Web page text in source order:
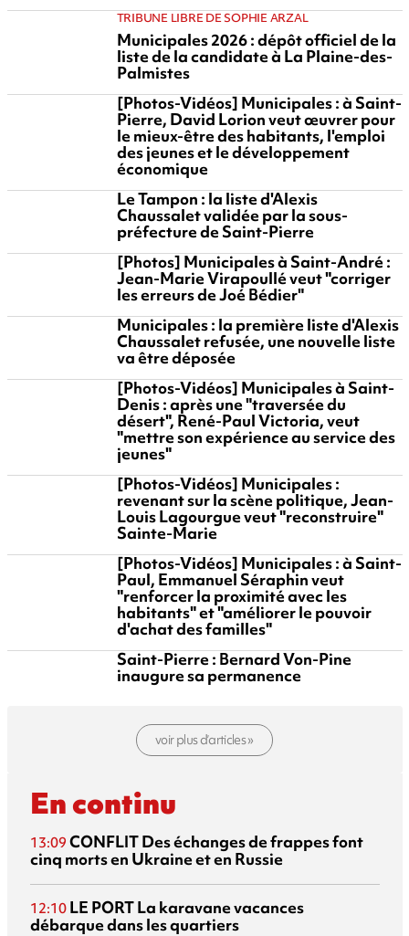
TRIBUNE LIBRE DE SOPHIE ARZAL
Municipales 2026 : dépôt officiel de la
liste de la candidate à La Plaine-des-
Palmistes
[Photos-Vidéos] Municipales : à Saint-
Pierre, David Lorion veut œuvrer pour
le mieux-être des habitants, l'emploi
des jeunes et le développement
économique
Le Tampon : la liste d'Alexis
Chaussalet validée par la sous-
préfecture de Saint-Pierre
[Photos] Municipales à Saint-André :
Jean-Marie Virapoullé veut "corriger
les erreurs de Joé Bédier"
Municipales : la première liste d'Alexis
Chaussalet refusée, une nouvelle liste
va être déposée
[Photos-Vidéos] Municipales à Saint-
Denis : après une "traversée du
désert", René-Paul Victoria, veut
"mettre son expérience au service des
jeunes"
[Photos-Vidéos] Municipales :
revenant sur la scène politique, Jean-
Louis Lagourgue veut "reconstruire"
Sainte-Marie
[Photos-Vidéos] Municipales : à Saint-
Paul, Emmanuel Séraphin veut
"renforcer la proximité avec les
habitants" et "améliorer le pouvoir
d'achat des familles"
Saint-Pierre : Bernard Von-Pine
inaugure sa permanence
voir plus d’articles »
En continu
13:09 CONFLITDes échanges de frappes font
cinq morts en Ukraine et en Russie
12:10 LE PORTLa karavane vacances
débarque dans les quartiers